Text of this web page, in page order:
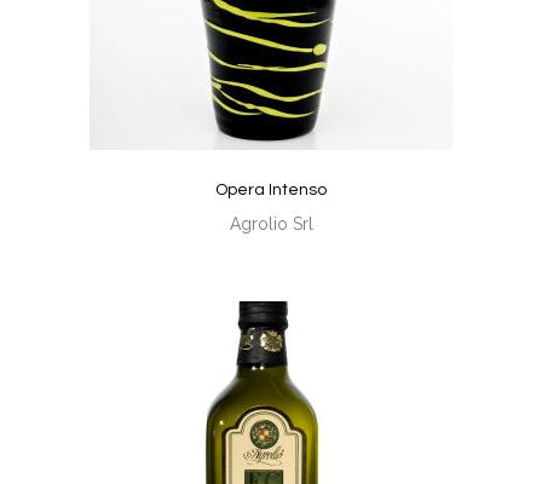
Opera Intenso
Agrolio Srl